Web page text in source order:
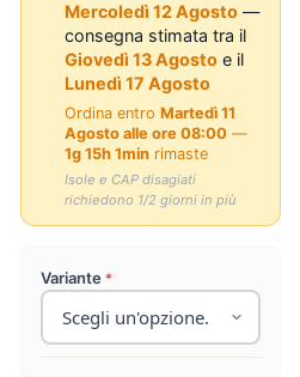
Mercoledì 12 Agosto —
consegna stimata tra il
Giovedì 13 Agosto e il
Lunedì 17 Agosto
Ordina entroMartedì 11
Agosto alle ore 08:00 —
1g 15h 1min rimaste
Isole e CAP disagiati
richiedono 1/2 giorni in più
Variante